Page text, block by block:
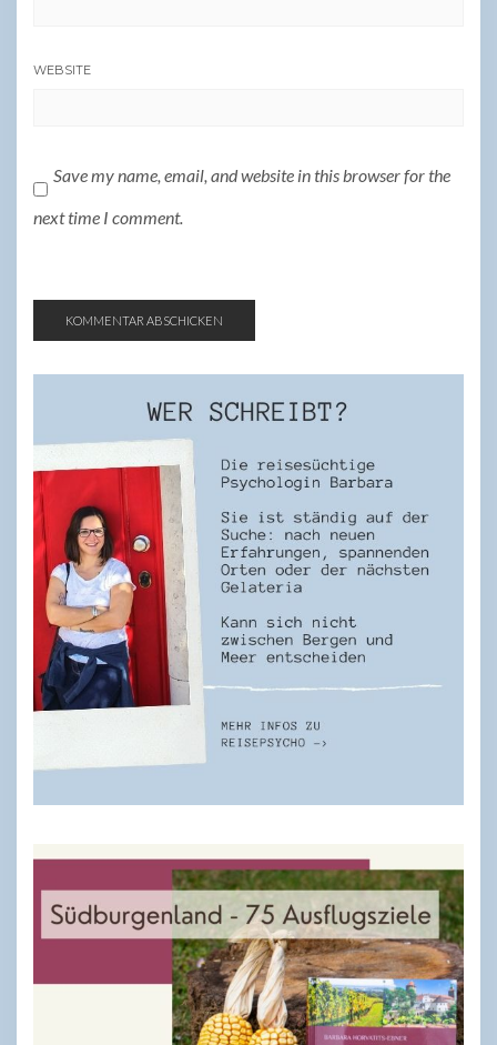
WEBSITE
Save my name, email, and website in this browser for the
next time I comment.